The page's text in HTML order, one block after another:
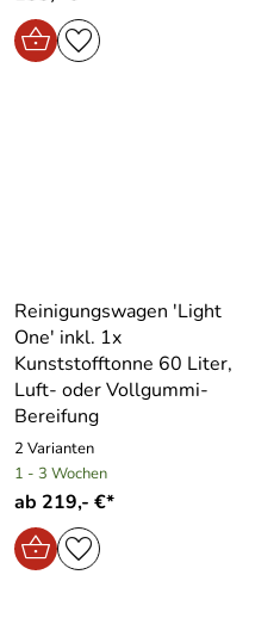
Reinigungswagen ′Light
One′ inkl. 1x
Kunststofftonne 60 Liter,
Luft- oder Vollgummi-
Bereifung
2 Varianten
1 - 3 Wochen
ab 219,- €*